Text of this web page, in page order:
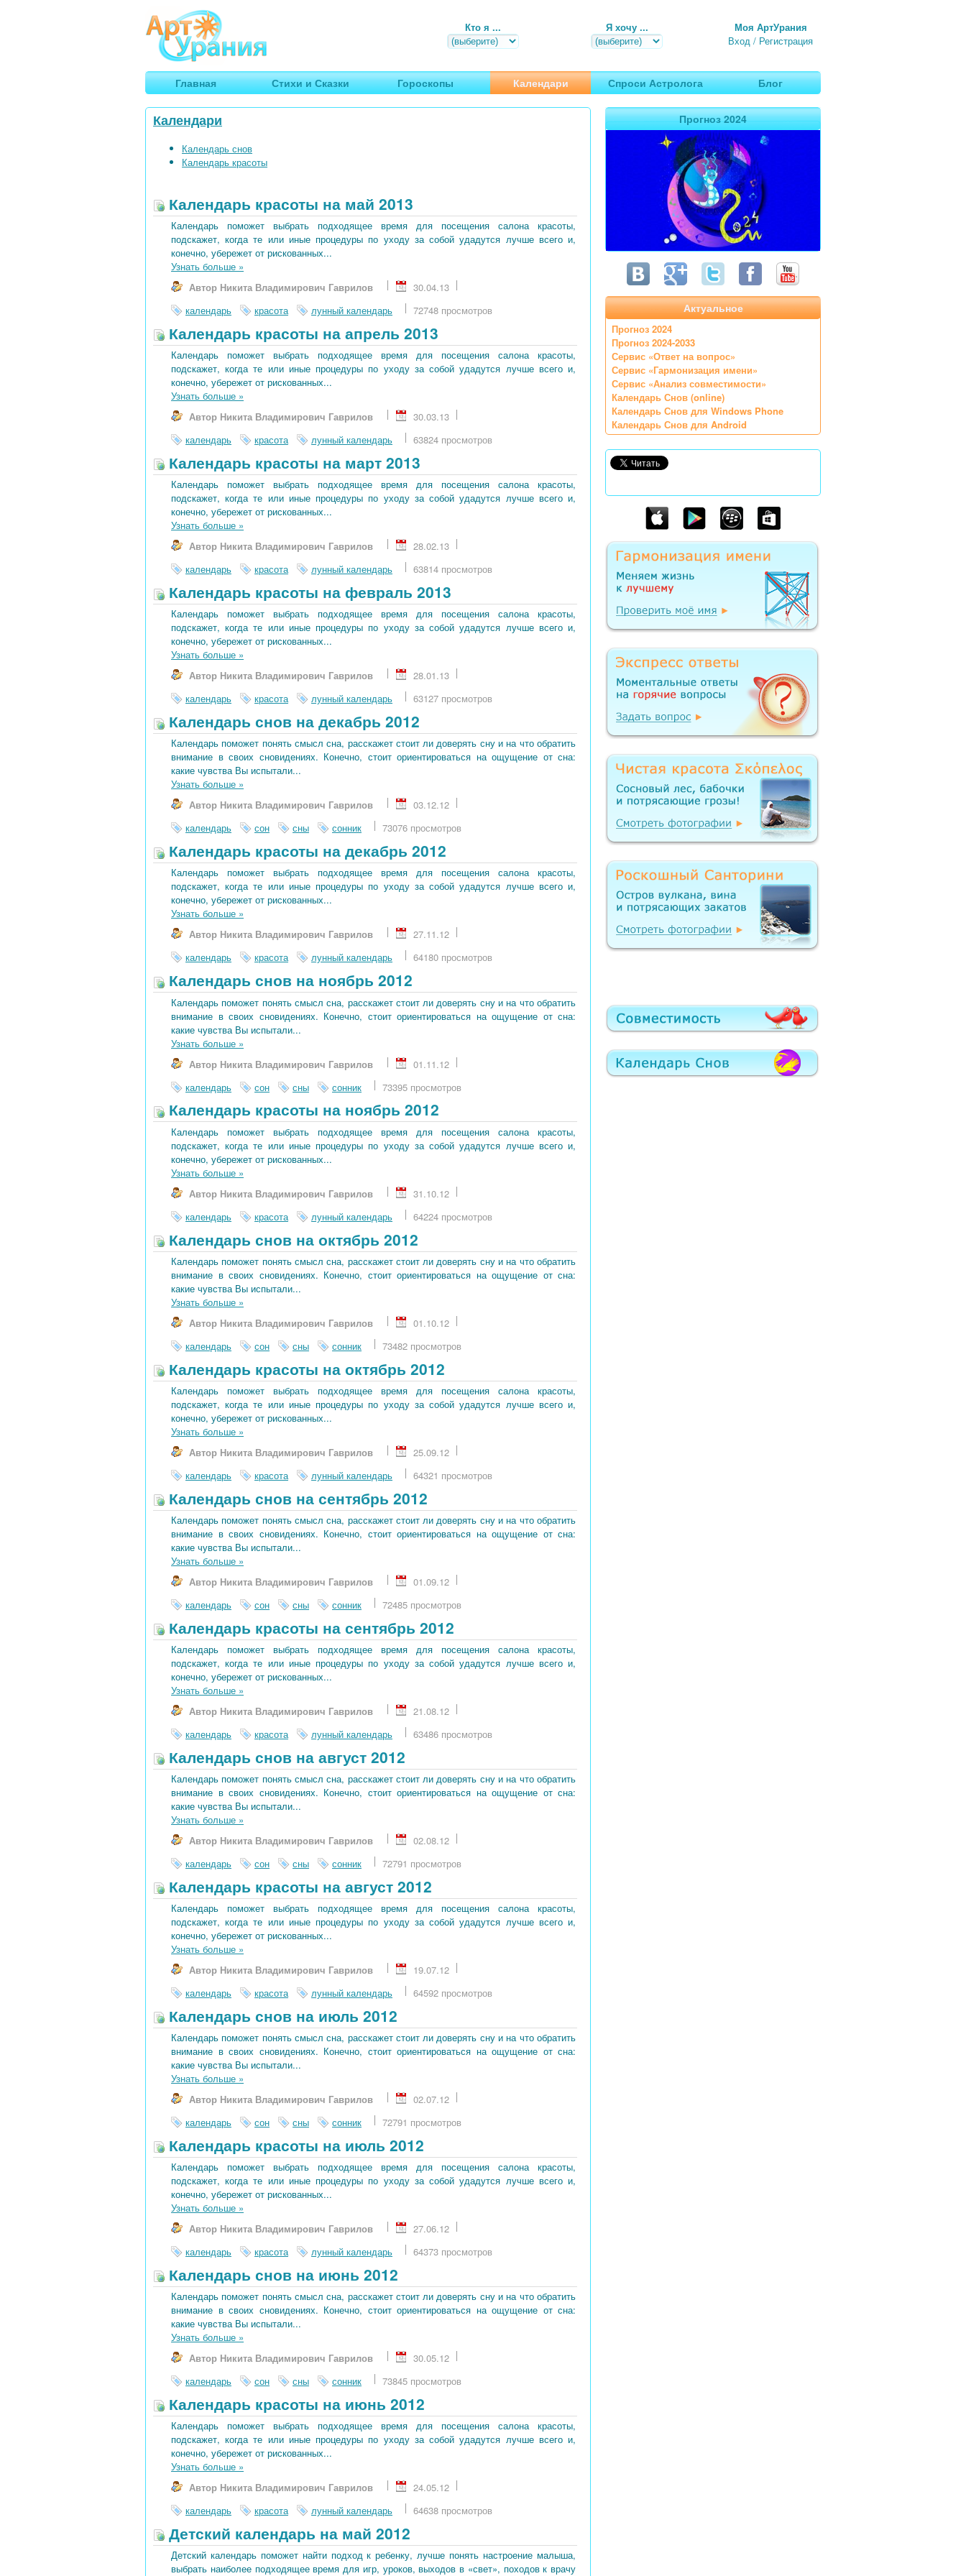
АртУрания
Умные гороскопы, творчество, путешествия
Кто я ... Я хочу ...
Моя АртУрания
Вход / Регистрация
Главная Стихи и Сказки Гороскопы Календари Спроси Астролога Блог
Календари
Календарь снов
Календарь красоты
Календарь красоты на май 2013
Календарь поможет выбрать подходящее время для посещения салона красоты,
подскажет, когда те или иные процедуры по уходу за собой удадутся лучше всего и,
конечно, убережет от рискованных...
Узнать больше »
Автор Никита Владимирович Гаврилов
30.04.13
календарь
красота лунный календарь 72748 просмотров
Календарь красоты на апрель 2013
Календарь поможет выбрать подходящее время для посещения салона красоты,
подскажет, когда те или иные процедуры по уходу за собой удадутся лучше всего и,
конечно, убережет от рискованных...
Узнать больше »
Автор Никита Владимирович Гаврилов
30.03.13
календарь
красота лунный календарь 63824 просмотров
Календарь красоты на март 2013
Календарь поможет выбрать подходящее время для посещения салона красоты,
подскажет, когда те или иные процедуры по уходу за собой удадутся лучше всего и,
конечно, убережет от рискованных...
Узнать больше »
Автор Никита Владимирович Гаврилов
28.02.13
календарь
красота лунный календарь 63814 просмотров
Календарь красоты на февраль 2013
Календарь поможет выбрать подходящее время для посещения салона красоты,
подскажет, когда те или иные процедуры по уходу за собой удадутся лучше всего и,
конечно, убережет от рискованных...
Узнать больше »
Автор Никита Владимирович Гаврилов
28.01.13
календарь
красота лунный календарь 63127 просмотров
Календарь снов на декабрь 2012
Календарь поможет понять смысл сна, расскажет стоит ли доверять сну и на что обратить
внимание в своих сновидениях. Конечно, стоит ориентироваться на ощущение от сна:
какие чувства Вы испытали...
Узнать больше »
Автор Никита Владимирович Гаврилов
03.12.12
календарь
сон сны сонник 73076 просмотров
Календарь красоты на декабрь 2012
Календарь поможет выбрать подходящее время для посещения салона красоты,
подскажет, когда те или иные процедуры по уходу за собой удадутся лучше всего и,
конечно, убережет от рискованных...
Узнать больше »
Автор Никита Владимирович Гаврилов
27.11.12
календарь
красота лунный календарь 64180 просмотров
Календарь снов на ноябрь 2012
Календарь поможет понять смысл сна, расскажет стоит ли доверять сну и на что обратить
внимание в своих сновидениях. Конечно, стоит ориентироваться на ощущение от сна:
какие чувства Вы испытали...
Узнать больше »
Автор Никита Владимирович Гаврилов
01.11.12
календарь
сон сны сонник 73395 просмотров
Календарь красоты на ноябрь 2012
Календарь поможет выбрать подходящее время для посещения салона красоты,
подскажет, когда те или иные процедуры по уходу за собой удадутся лучше всего и,
конечно, убережет от рискованных...
Узнать больше »
Автор Никита Владимирович Гаврилов
31.10.12
календарь
красота лунный календарь 64224 просмотров
Календарь снов на октябрь 2012
Календарь поможет понять смысл сна, расскажет стоит ли доверять сну и на что обратить
внимание в своих сновидениях. Конечно, стоит ориентироваться на ощущение от сна:
какие чувства Вы испытали...
Узнать больше »
Автор Никита Владимирович Гаврилов
01.10.12
календарь
сон сны сонник 73482 просмотров
Календарь красоты на октябрь 2012
Календарь поможет выбрать подходящее время для посещения салона красоты,
подскажет, когда те или иные процедуры по уходу за собой удадутся лучше всего и,
конечно, убережет от рискованных...
Узнать больше »
Автор Никита Владимирович Гаврилов
25.09.12
календарь
красота лунный календарь 64321 просмотров
Календарь снов на сентябрь 2012
Календарь поможет понять смысл сна, расскажет стоит ли доверять сну и на что обратить
внимание в своих сновидениях. Конечно, стоит ориентироваться на ощущение от сна:
какие чувства Вы испытали...
Узнать больше »
Автор Никита Владимирович Гаврилов
01.09.12
календарь
сон сны сонник 72485 просмотров
Календарь красоты на сентябрь 2012
Календарь поможет выбрать подходящее время для посещения салона красоты,
подскажет, когда те или иные процедуры по уходу за собой удадутся лучше всего и,
конечно, убережет от рискованных...
Узнать больше »
Автор Никита Владимирович Гаврилов
21.08.12
календарь
красота лунный календарь 63486 просмотров
Календарь снов на август 2012
Календарь поможет понять смысл сна, расскажет стоит ли доверять сну и на что обратить
внимание в своих сновидениях. Конечно, стоит ориентироваться на ощущение от сна:
какие чувства Вы испытали...
Узнать больше »
Автор Никита Владимирович Гаврилов
02.08.12
календарь
сон сны сонник 72791 просмотров
Календарь красоты на август 2012
Календарь поможет выбрать подходящее время для посещения салона красоты,
подскажет, когда те или иные процедуры по уходу за собой удадутся лучше всего и,
конечно, убережет от рискованных...
Узнать больше »
Автор Никита Владимирович Гаврилов
19.07.12
календарь
красота лунный календарь 64592 просмотров
Календарь снов на июль 2012
Календарь поможет понять смысл сна, расскажет стоит ли доверять сну и на что обратить
внимание в своих сновидениях. Конечно, стоит ориентироваться на ощущение от сна:
какие чувства Вы испытали...
Узнать больше »
Автор Никита Владимирович Гаврилов
02.07.12
календарь
сон сны сонник 72791 просмотров
Календарь красоты на июль 2012
Календарь поможет выбрать подходящее время для посещения салона красоты,
подскажет, когда те или иные процедуры по уходу за собой удадутся лучше всего и,
конечно, убережет от рискованных...
Узнать больше »
Автор Никита Владимирович Гаврилов
27.06.12
календарь
красота лунный календарь 64373 просмотров
Календарь снов на июнь 2012
Календарь поможет понять смысл сна, расскажет стоит ли доверять сну и на что обратить
внимание в своих сновидениях. Конечно, стоит ориентироваться на ощущение от сна:
какие чувства Вы испытали...
Узнать больше »
Автор Никита Владимирович Гаврилов
30.05.12
календарь
сон сны сонник 73845 просмотров
Календарь красоты на июнь 2012
Календарь поможет выбрать подходящее время для посещения салона красоты,
подскажет, когда те или иные процедуры по уходу за собой удадутся лучше всего и,
конечно, убережет от рискованных...
Узнать больше »
Автор Никита Владимирович Гаврилов
24.05.12
календарь
красота лунный календарь 64638 просмотров
Детский календарь на май 2012
Детский календарь поможет найти подход к ребенку, лучше понять настроение малыша,
выбрать наиболее подходящее время для игр, уроков, выходов в «свет», походов к врачу
Прогноз 2024
Актуальное
Прогноз 2024
Прогноз 2024-2033
Сервис «Ответ на вопрос»
Сервис «Гармонизация имени»
Сервис «Анализ совместимости»
Календарь Снов (online)
Календарь Снов для Windows Phone
Календарь Снов для Android